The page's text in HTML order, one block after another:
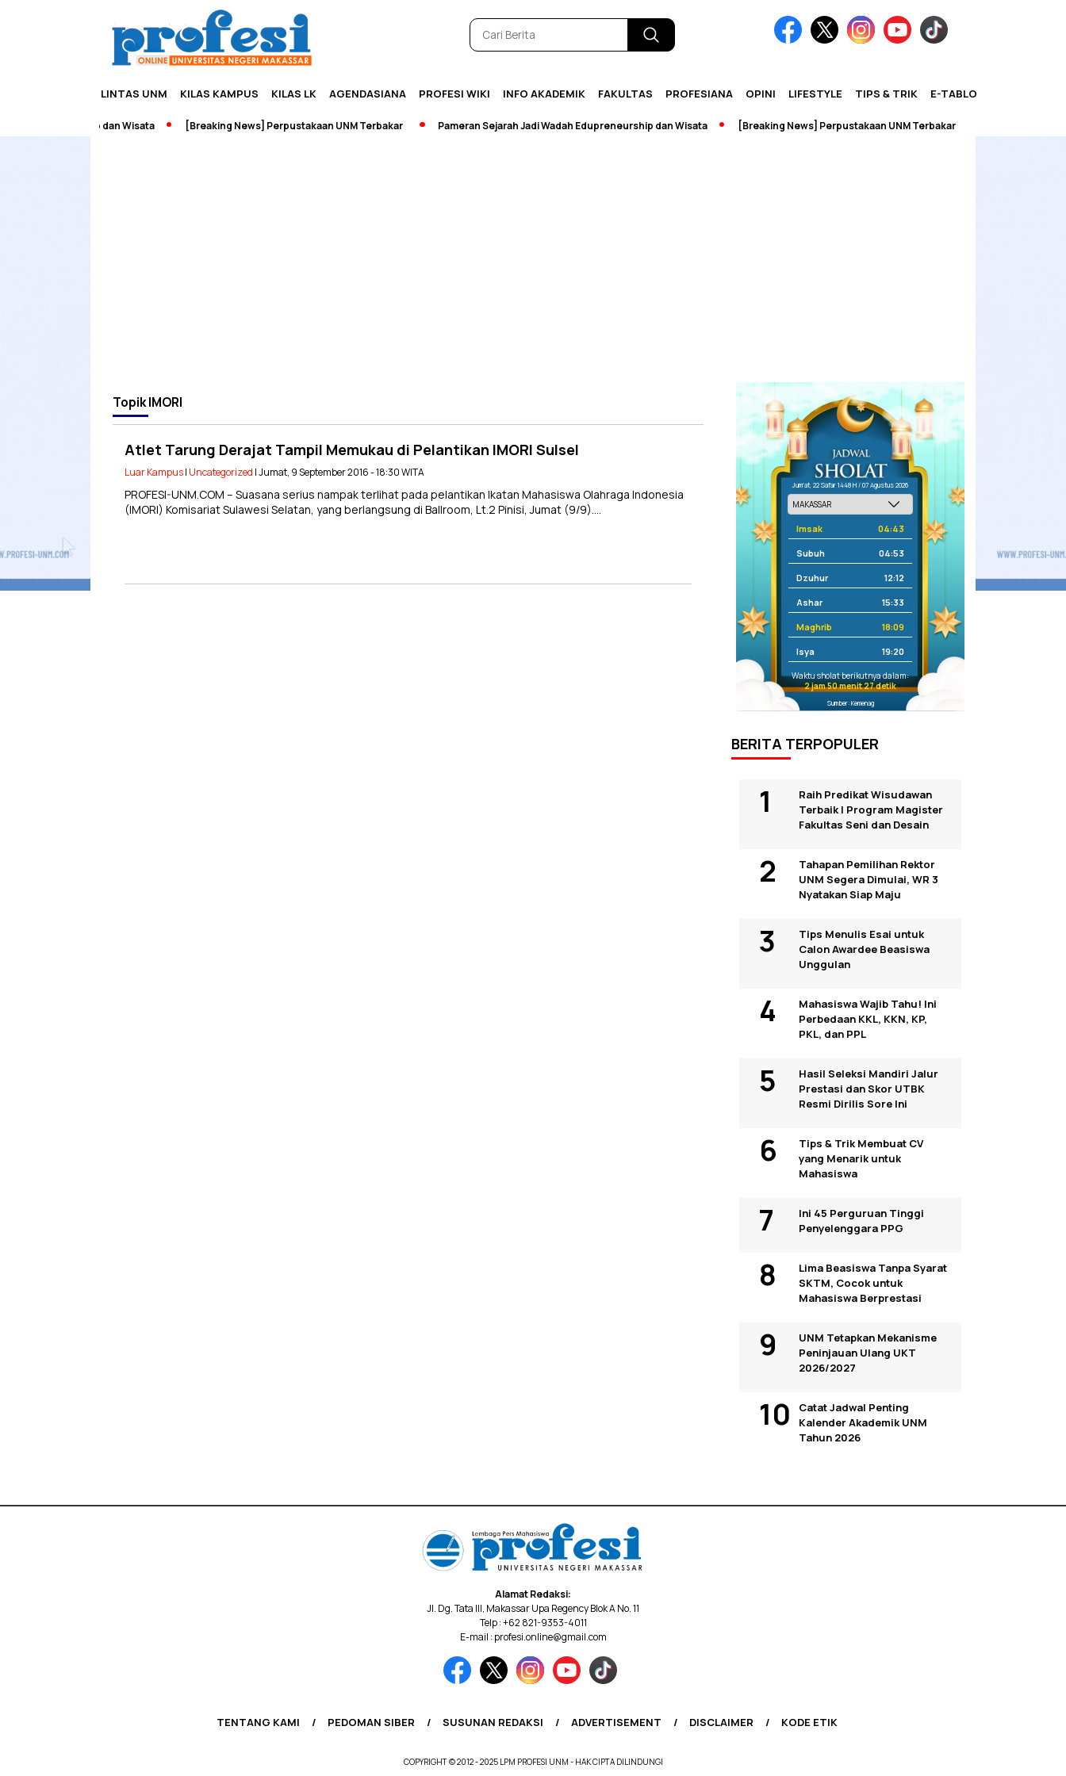
LINTAS UNM KILAS KAMPUS KILAS LK AGENDASIANA PROFESI WIKI INFO AKADEMIK FAKULTAS PROFESIANA OPINI LIFESTYLE TIPS & TRIK E-TABLOID
Edupreneurship dan Wisata [Breaking News] Perpustakaan UNM Terbakar Pameran Sejarah Jadi Wadah Edupreneurship dan Wisata [Breaking News] Perpustakaan UNM Terbakar
TopikIMORI
Atlet Tarung Derajat Tampil Memukau di Pelantikan IMORI Sulsel
Luar Kampus| Uncategorized | Jumat, 9 September 2016 - 18:30 WITA
PROFESI-UNM.COM – Suasana serius nampak terlihat pada pelantikan Ikatan Mahasiswa Olahraga Indonesia
(IMORI) Komisariat Sulawesi Selatan, yang berlangsung di Ballroom, Lt.2 Pinisi, Jumat (9/9)….
Jum'at, 22 Safar 1448 H / 07 Agustus 2026
Imsak 04:43
Subuh 04:53
Dzuhur 12:12
Ashar 15:33
Maghrib 18:09
Isya 19:20
Waktu sholat berikutnya dalam:
2 jam 50 menit 26 detik
Sumber: Kemenag
BERITA TERPOPULER
Raih Predikat Wisudawan
Terbaik I Program Magister
Fakultas Seni dan Desain
Tahapan Pemilihan Rektor
UNM Segera Dimulai, WR 3
Nyatakan Siap Maju
Tips Menulis Esai untuk
Calon Awardee Beasiswa
Unggulan
Mahasiswa Wajib Tahu! Ini
Perbedaan KKL, KKN, KP,
PKL, dan PPL
Hasil Seleksi Mandiri Jalur
Prestasi dan Skor UTBK
Resmi Dirilis Sore Ini
Tips & Trik Membuat CV
yang Menarik untuk
Mahasiswa
Ini 45 Perguruan Tinggi
Penyelenggara PPG
Lima Beasiswa Tanpa Syarat
SKTM, Cocok untuk
Mahasiswa Berprestasi
UNM Tetapkan Mekanisme
Peninjauan Ulang UKT
2026/2027
Catat Jadwal Penting
Kalender Akademik UNM
Tahun 2026
Alamat Redaksi:
Jl. Dg. Tata III, Makassar Upa Regency Blok A No. 11
Telp : +62 821-9353-4011
E-mail : profesi.online@gmail.com
TENTANG KAMI PEDOMAN SIBER SUSUNAN REDAKSI ADVERTISEMENT DISCLAIMER KODE ETIK
COPYRIGHT © 2012 - 2025 LPM PROFESI UNM - HAK CIPTA DILINDUNGI